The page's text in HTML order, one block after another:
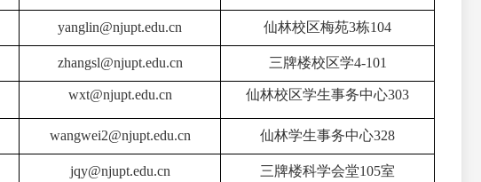
yanglin@njupt.edu.cn 仙林校区梅苑3栋104
zhangsl@njupt.edu.cn 三牌楼校区学4-101
wxt@njupt.edu.cn 仙林校区学生事务中心303
wangwei2@njupt.edu.cn 仙林学生事务中心328
jqy@njupt.edu.cn 三牌楼科学会堂105室